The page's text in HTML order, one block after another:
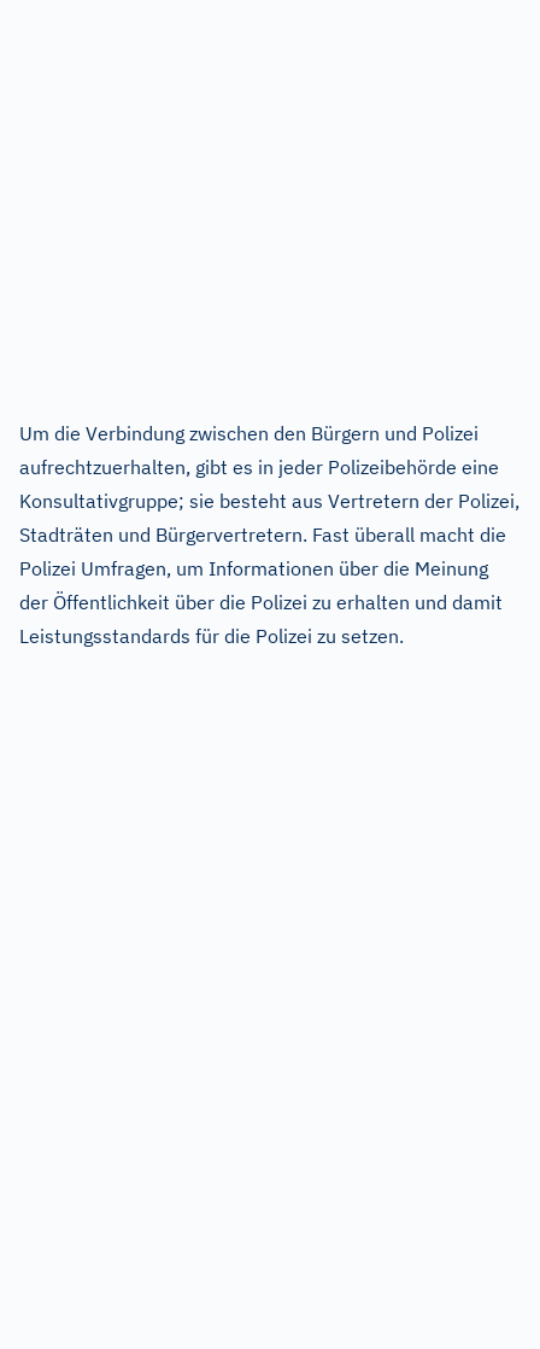
Um die Verbindung zwischen den Bürgern und Polizei
aufrechtzuerhalten, gibt es in jeder Polizeibehörde eine
Konsultativgruppe; sie besteht aus Vertretern der Polizei,
Stadträten und Bürgervertretern. Fast überall macht die
Polizei Umfragen, um Informationen über die Meinung
der Öffentlichkeit über die Polizei zu erhalten und damit
Leistungsstandards für die Polizei zu setzen.